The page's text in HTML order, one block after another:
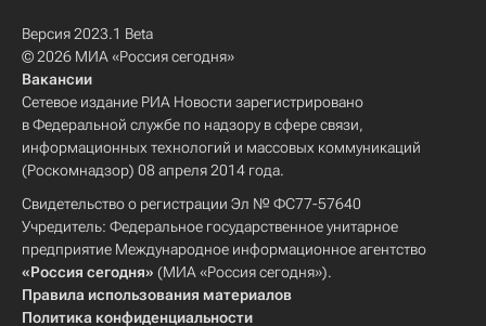
Версия 2023.1 Beta
© 2026 МИА «Россия сегодня»
Вакансии
Сетевое издание РИА Новости зарегистрировано
в Федеральной службе по надзору в сфере связи,
информационных технологий и массовых коммуникаций
(Роскомнадзор) 08 апреля 2014 года.
Свидетельство о регистрации Эл № ФС77-57640
Учредитель: Федеральное государственное унитарное
предприятие Международное информационное агентство
«Россия сегодня» (МИА «Россия сегодня»).
Правила использования материалов
Политика конфиденциальности